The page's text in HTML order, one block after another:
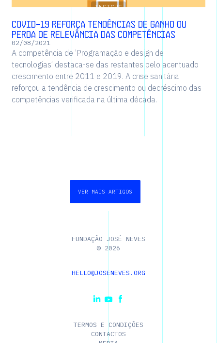
INSIGHT
Covid-19 reforça tendências de ganho ou
perda de relevância das competências
02/08/2021
A competência de ’Programação e design de
tecnologias’ destaca-se das restantes pelo acentuado
crescimento entre 2011 e 2019. A crise sanitária
reforçou a tendência de crescimento ou decréscimo das
competências verificada na última década.
VER MAIS ARTIGOS
FUNDAÇÃO JOSÉ NEVES
© 2026
HELLO@JOSENEVES.ORG
TERMOS E CONDIÇÕES
CONTACTOS